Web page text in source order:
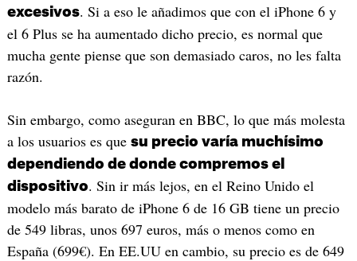
excesivos. Si a eso le añadimos que con el iPhone 6 y
el 6 Plus se ha aumentado dicho precio, es normal que
mucha gente piense que son demasiado caros, no les falta
razón.
Sin embargo, como aseguran en BBC, lo que más molesta
a los usuarios es que su precio varía muchísimo
dependiendo de donde compremos el
dispositivo. Sin ir más lejos, en el Reino Unido el
modelo más barato de iPhone 6 de 16 GB tiene un precio
de 549 libras, unos 697 euros, más o menos como en
España (699€). En EE.UU en cambio, su precio es de 649